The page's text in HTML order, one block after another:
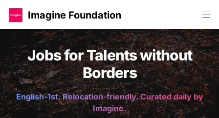
Imagine Foundation
Jobs for Talents without
Borders
English-1st. Relocation-friendly. Curated daily by
Imagine.